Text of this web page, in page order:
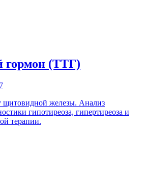
гормон (ТТГ)
щитовидной железы. Анализ
гипотиреоза, гипертиреоза и
терапии.